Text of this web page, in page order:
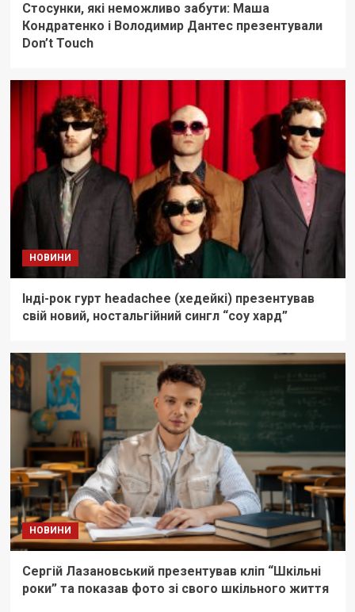
Стосунки, які неможливо забути: Маша
Кондратенко і Володимир Дантес презентували
Don’t Touch
НОВИНИ
Інді-рок гурт headachee (хедейкі) презентував
свій новий, ностальгійний сингл “соу хард”
НОВИНИ
Сергій Лазановський презентував кліп “Шкільні
роки” та показав фото зі свого шкільного життя